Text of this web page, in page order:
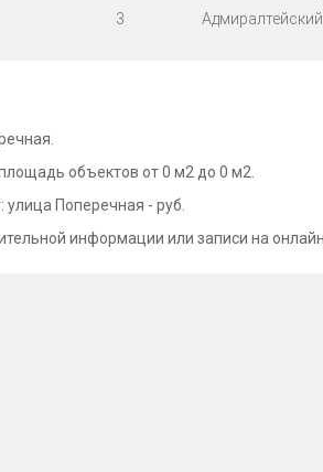
3
объектов от 0 м2 до 0 м2.
улица Поперечная - руб.
информации или записи на